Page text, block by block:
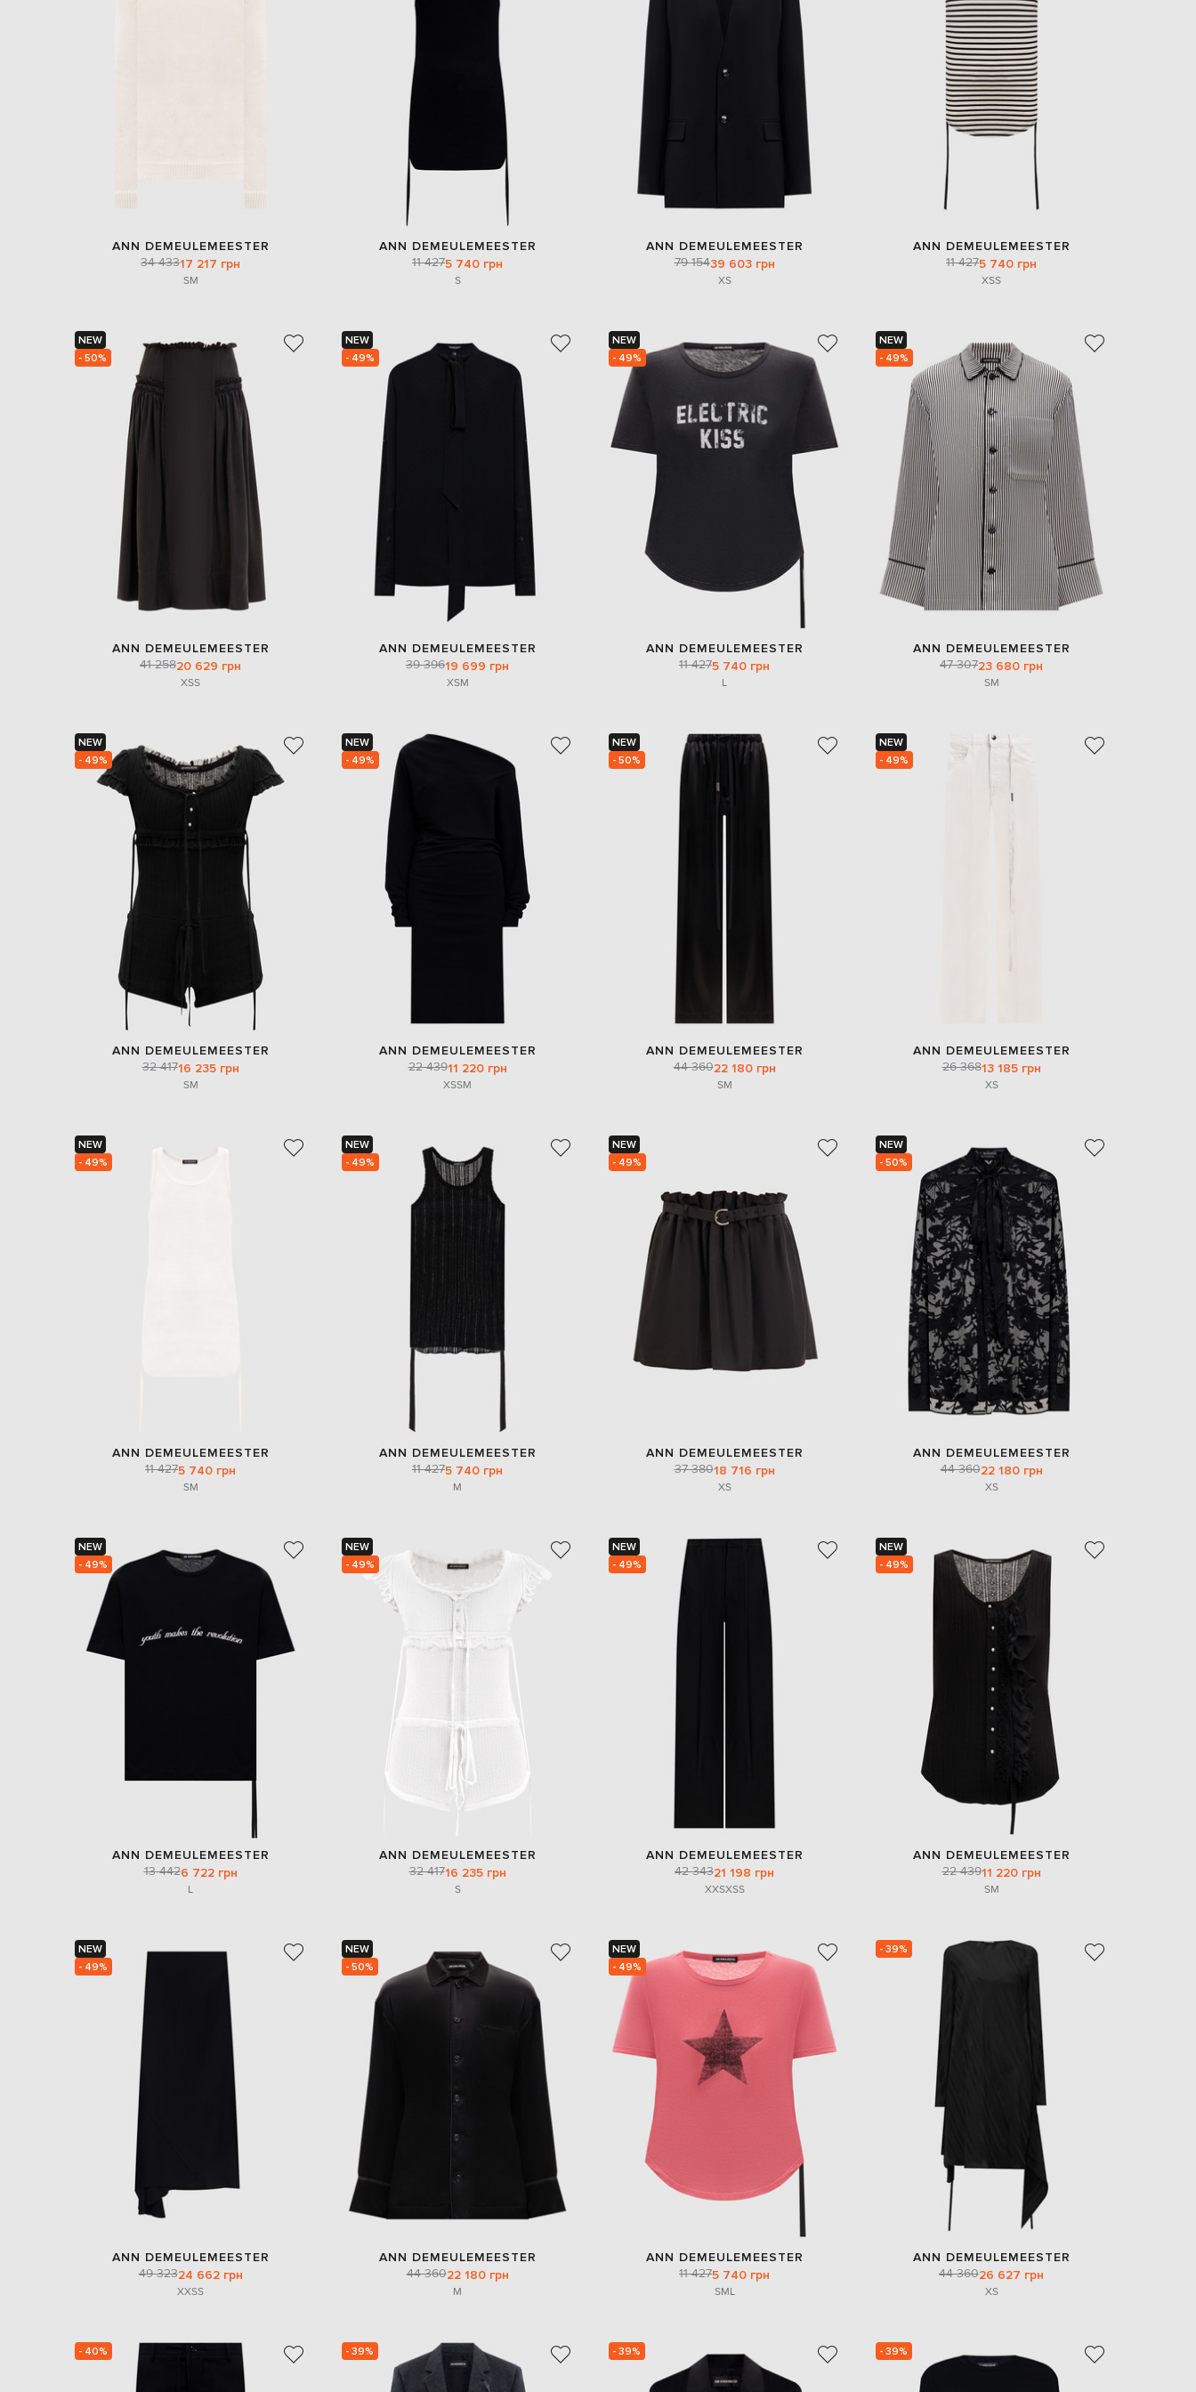
Slovakia
Slovenia
Spain
Sweden
ANN DEMEULEMEESTER
34 43317 217 грн
SM
ANN DEMEULEMEESTER
11 4275 740 грн
S
ANN DEMEULEMEESTER
79 15439 603 грн
XS
ANN DEMEULEMEESTER
11 4275 740 грн
XSS
NEW
- 50%
ANN DEMEULEMEESTER
41 25820 629 грн
XSS
NEW
- 49%
ANN DEMEULEMEESTER
39 39619 699 грн
XSM
NEW
- 49%
ANN DEMEULEMEESTER
11 4275 740 грн
L
NEW
- 49%
ANN DEMEULEMEESTER
47 30723 680 грн
SM
NEW
- 49%
ANN DEMEULEMEESTER
32 41716 235 грн
SM
NEW
- 49%
ANN DEMEULEMEESTER
22 43911 220 грн
XSSM
NEW
- 50%
ANN DEMEULEMEESTER
44 36022 180 грн
SM
NEW
- 49%
ANN DEMEULEMEESTER
26 36813 185 грн
XS
NEW
- 49%
ANN DEMEULEMEESTER
11 4275 740 грн
SM
NEW
- 49%
ANN DEMEULEMEESTER
11 4275 740 грн
M
NEW
- 49%
ANN DEMEULEMEESTER
37 38018 716 грн
XS
NEW
- 50%
ANN DEMEULEMEESTER
44 36022 180 грн
XS
NEW
- 49%
ANN DEMEULEMEESTER
13 4426 722 грн
L
NEW
- 49%
ANN DEMEULEMEESTER
32 41716 235 грн
S
NEW
- 49%
ANN DEMEULEMEESTER
42 34321 198 грн
XXSXSS
NEW
- 49%
ANN DEMEULEMEESTER
22 43911 220 грн
SM
NEW
- 49%
ANN DEMEULEMEESTER
49 32324 662 грн
XXSS
NEW
- 50%
ANN DEMEULEMEESTER
44 36022 180 грн
M
NEW
- 49%
ANN DEMEULEMEESTER
11 4275 740 грн
SML
- 39%
ANN DEMEULEMEESTER
44 36026 627 грн
XS
- 40% - 39% - 39% - 39%